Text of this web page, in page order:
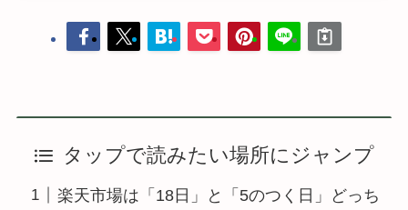
タップで読みたい場所にジャンプ
楽天市場は「18日」と「5のつく日」どっち